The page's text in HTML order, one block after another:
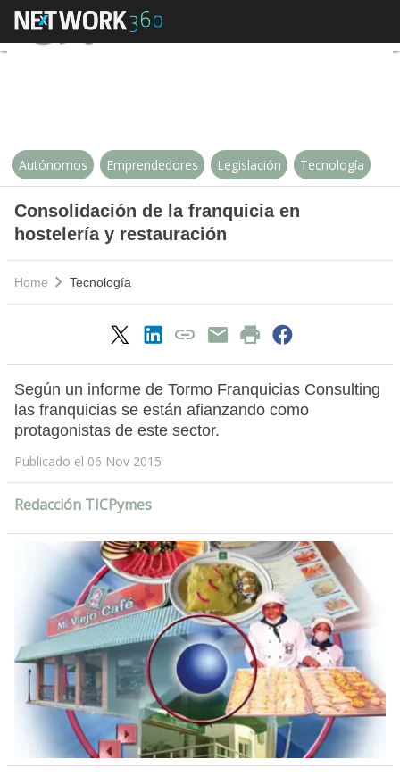
Consolidación de la franquicia
Autónomos Emprendedores Legislación Tecnología
Consolidación de la franquicia en
hostelería y restauración
Home Tecnología
Según un informe de Tormo Franquicias Consulting
las franquicias se están afianzando como
protagonistas de este sector.
Publicado el 06 Nov 2015
Redacción TICPymes